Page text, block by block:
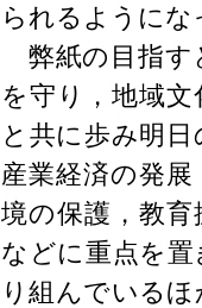
られるように
弊紙の目指す
を守り，地域
と共に歩み明
産業経済の発
境の保護，教
などに重点を
り組んでいる